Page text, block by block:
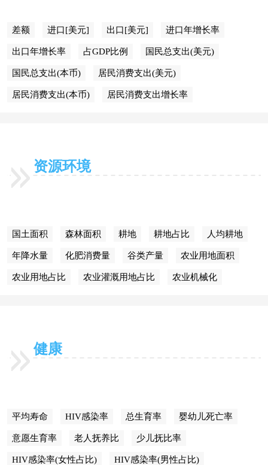
差额 进口[美元] 出口[美元] 进口年增长率
出口年增长率 占GDP比例 国民总支出(美元)
国民总支出(本币) 居民消费支出(美元)
居民消费支出(本币) 居民消费支出增长率
资源环境
国土面积 森林面积 耕地 耕地占比 人均耕地
年降水量 化肥消费量 谷类产量 农业用地面积
农业用地占比 农业灌溉用地占比 农业机械化
健康
平均寿命 HIV感染率 总生育率 婴幼儿死亡率
意愿生育率 老人抚养比 少儿抚比率
HIV感染率(女性占比) HIV感染率(男性占比)